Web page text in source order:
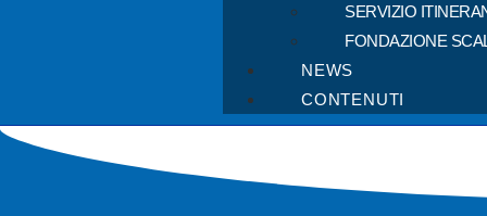
SERVIZIO
FONDAZIONE
NEWS
CONTENUTI